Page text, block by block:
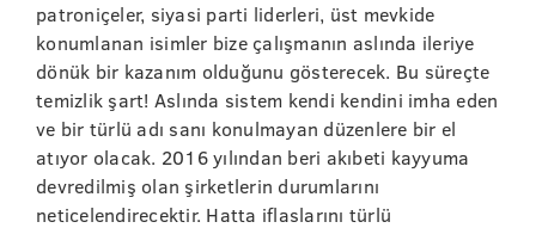
patroniçeler, siyasi parti liderleri, üst mevkide
konumlanan isimler bize çalışmanın aslında ileriye
dönük bir kazanım olduğunu gösterecek. Bu süreçte
temizlik şart! Aslında sistem kendi kendini imha eden
ve bir türlü adı sanı konulmayan düzenlere bir el
atıyor olacak. 2016 yılından beri akıbeti kayyuma
devredilmiş olan şirketlerin durumlarını
neticelendirecektir. Hatta iflaslarını türlü